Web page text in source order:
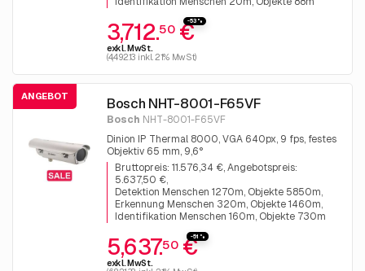
-53%
3,712.50€
exkl. MwSt.
(4,492.13 inkl. 21% MwSt)
ANGEBOT Bosch NHT-8001-F65VF
Bosch NHT-8001-F65VF
Dinion IP Thermal 8000, VGA 640px, 9 fps, festes
Objektiv 65 mm, 9,6°
Bruttopreis: 11.576,34 €, Angebotspreis:
5.637,50 €
Detektion Menschen 1270m, Objekte 5850m
Erkennung Menschen 320m, Objekte 1460m
Identifikation Menschen 160m, Objekte 730m
-51%
5,637.50€
exkl. MwSt.